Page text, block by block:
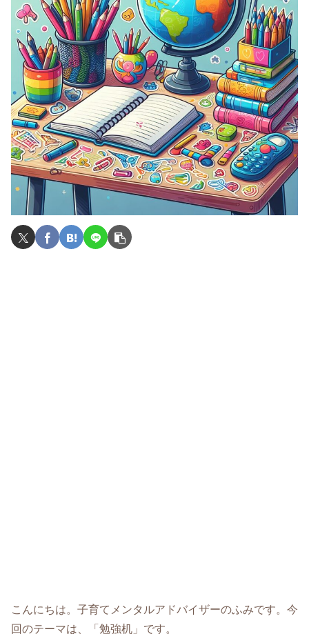
こんにちは。子育てメンタルアドバイザーのふみです。今
回のテーマは、「勉強机」です。